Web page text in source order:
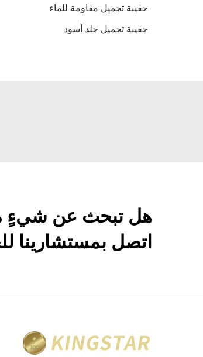
حقيبة تجميل مقاومة للماء
حقيبة تجميل جلد أسود
هل تبحث عن شيءٍ
اتصل بمستشارينا